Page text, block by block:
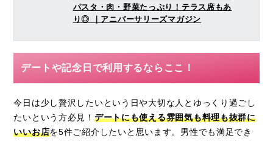
パスタ・肉・野菜たっぷり！テラス席もあ
り◎ ｜アニバーサリーズマガジン
デートや記念日で利用するならここ！
今日は少し贅沢したいという日や大切な人とゆっくり過ごし
たいという方必見！ デートにも使える雰囲気も料理も抜群に
いいお店を5件ご紹介したいと思います。男性でも満足でき